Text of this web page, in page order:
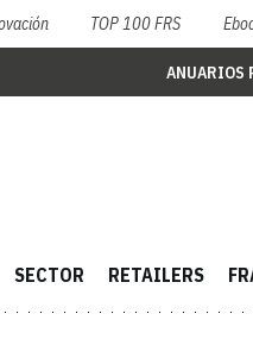
TOP 100 FRS
ANUARIOS
SECTOR RETAILERS